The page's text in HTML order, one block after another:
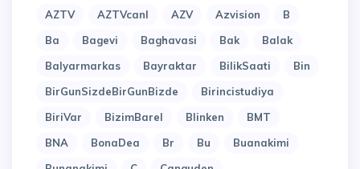
AZTV
AZTVcanl AZV Azvision
B
Ba
Bagevi Baghavasi Bak
Balak
Balyarmarkas
Bayraktar BilikSaati
Bin
BirGunSizdeBirGunBizde
Birincistudiya
BiriVar
BizimBarel Blinken
BMT
BNA
BonaDea Br Bu
Buanakimi